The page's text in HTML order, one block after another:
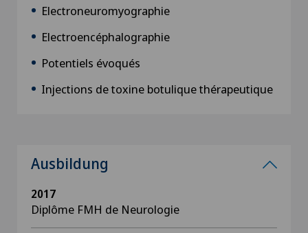
Electroneuromyographie
Electroencéphalographie
Potentiels évoqués
Injections de toxine botulique thérapeutique
Ausbildung
2017
Diplôme FMH de Neurologie